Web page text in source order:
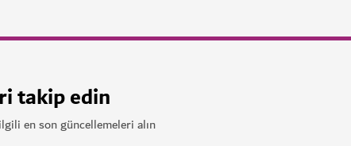
takip edin
en son güncellemeleri alın